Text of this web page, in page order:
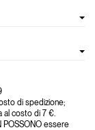
di spedizione;
al costo di 7 €.
POSSONO essere